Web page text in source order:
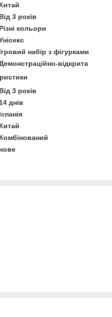
Китай
Від 3 років
Різні кольори
Ігровий набір з фігурками
відкрита
Від 3 років
14 днів
Іспанія
Китай
Комбінований
нове